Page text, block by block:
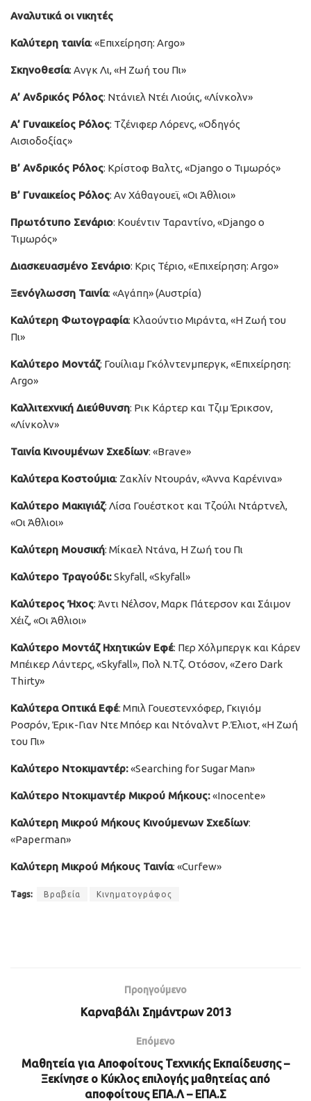
Αναλυτικά οι νικητές
Καλύτερη ταινία: «Επιχείρηση: Argo»
Σκηνοθεσία: Ανγκ Λι, «Η Ζωή του Πι»
Α’ Ανδρικός Ρόλος: Ντάνιελ Ντέι Λιούις, «Λίνκολν»
Α’ Γυναικείος Ρόλος: Τζένιφερ Λόρενς, «Οδηγός
Αισιοδοξίας»
Β’ Ανδρικός Ρόλος: Κρίστοφ Βαλτς, «Django ο Τιμωρός»
Β’ Γυναικείος Ρόλος: Αν Χάθαγουεϊ, «Οι Άθλιοι»
Πρωτότυπο Σενάριο: Κουέντιν Ταραντίνο, «Django ο
Τιμωρός»
Διασκευασμένο Σενάριο: Κρις Τέριο, «Επιχείρηση: Argo»
Ξενόγλωσση Ταινία: «Αγάπη» (Αυστρία)
Καλύτερη Φωτογραφία: Κλαούντιο Μιράντα, «Η Ζωή του
Πι»
Καλύτερο Μοντάζ: Γουίλιαμ Γκόλντενμπεργκ, «Επιχείρηση:
Argo»
Καλλιτεχνική Διεύθυνση: Ρικ Κάρτερ και Τζιμ Έρικσον,
«Λίνκολν»
Ταινία Κινουμένων Σχεδίων: «Brave»
Καλύτερα Κοστούμια: Ζακλίν Ντουράν, «Άννα Καρένινα»
Καλύτερο Μακιγιάζ: Λίσα Γουέστκοτ και Τζούλι Ντάρτνελ,
«Οι Άθλιοι»
Καλύτερη Μουσική: Μίκαελ Ντάνα, Η Ζωή του Πι
Καλύτερο Τραγούδι:Skyfall, «Skyfall»
Καλύτερος Ήχος: Άντι Νέλσον, Μαρκ Πάτερσον και Σάιμον
Χέιζ, «Οι Άθλιοι»
Καλύτερο Μοντάζ Ηχητικών Εφέ: Περ Χόλμπεργκ και Κάρεν
Μπέικερ Λάντερς, «Skyfall», Πολ Ν.Τζ. Οτόσον, «Zero Dark
Thirty»
Καλύτερα Οπτικά Εφέ: Μπιλ Γουεστενχόφερ, Γκιγιόμ
Ροσρόν, Έρικ-Γιαν Ντε Μπόερ και Ντόναλντ Ρ.Έλιοτ, «Η Ζωή
του Πι»
Καλύτερο Ντοκιμαντέρ:«Searching for Sugar Man»
Καλύτερο Ντοκιμαντέρ Μικρού Μήκους:«Inocente»
Καλύτερη Μικρού Μήκους Κινούμενων Σχεδίων:
«Paperman»
Καλύτερη Μικρού Μήκους Ταινία: «Curfew»
Tags: Βραβεία Κινηματογράφος
Προηγούμενο
Καρναβάλι Σημάντρων 2013
Επόμενο
Μαθητεία για Αποφοίτους Τεχνικής Εκπαίδευσης –
Ξεκίνησε ο Κύκλος επιλογής μαθητείας από
αποφοίτους ΕΠΑ.Λ – ΕΠΑ.Σ